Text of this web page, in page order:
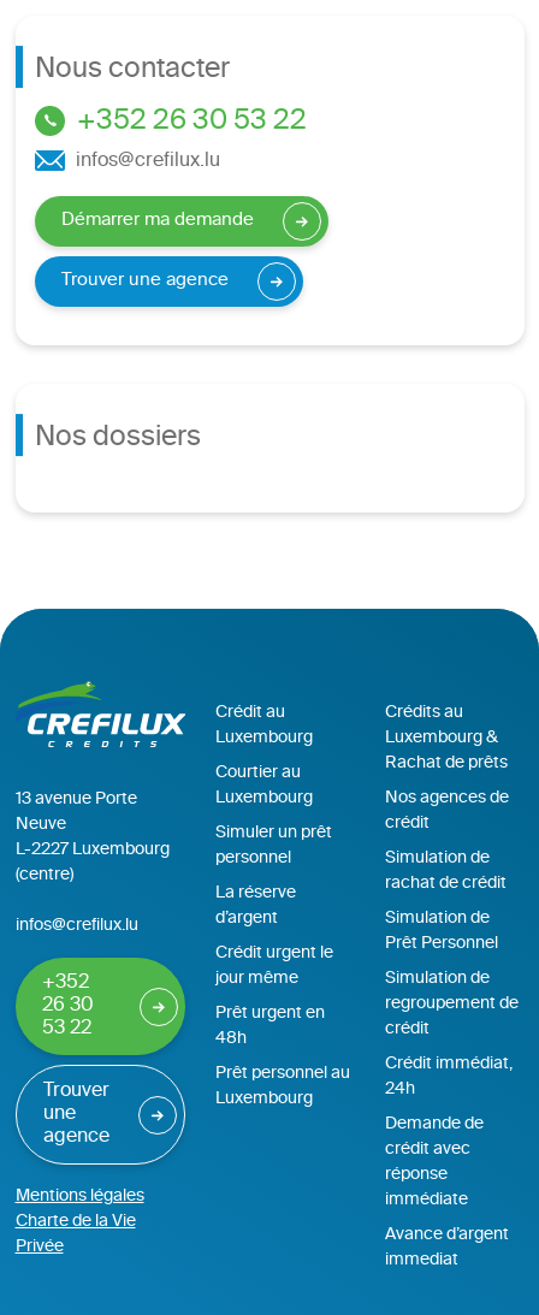
Nous contacter
+352 26 30 53 22
infos@crefilux.lu
Démarrer ma demande
Trouver une agence
Nos dossiers
13 avenue Porte
Neuve
L-2227 Luxembourg
(centre)
infos@crefilux.lu
+352
26 30
53 22
Trouver
une
agence
Mentions légales
Charte de la Vie
Privée
Crédit au
Luxembourg
Courtier au
Luxembourg
Simuler un prêt
personnel
La réserve
d’argent
Crédit urgent le
jour même
Prêt urgent en
48h
Prêt personnel au
Luxembourg
Crédits au
Luxembourg &
Rachat de prêts
Nos agences de
crédit
Simulation de
rachat de crédit
Simulation de
Prêt Personnel
Simulation de
regroupement de
crédit
Crédit immédiat,
24h
Demande de
crédit avec
réponse
immédiate
Avance d’argent
immediat